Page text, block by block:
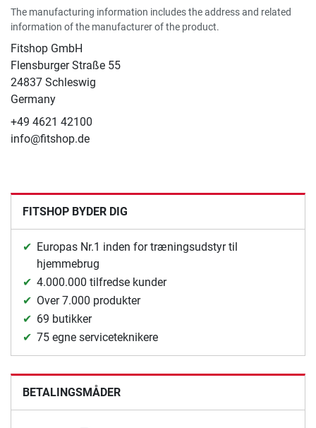
The manufacturing information includes the address and related
information of the manufacturer of the product.
Fitshop GmbH
Flensburger Straße 55
24837 Schleswig
Germany
+49 4621 42100
info@fitshop.de
FITSHOP BYDER DIG
Europas Nr.1 inden for træningsudstyr til
hjemmebrug
4.000.000 tilfredse kunder
Over 7.000 produkter
69 butikker
75 egne serviceteknikere
BETALINGSMÅDER